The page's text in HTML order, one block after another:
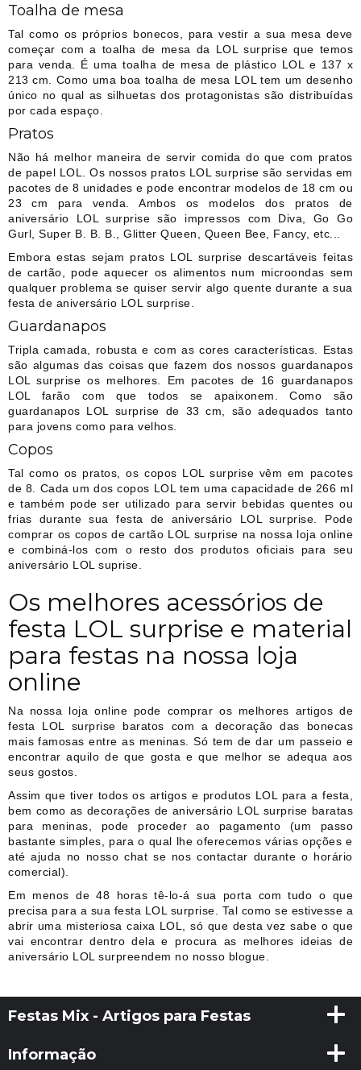
Toalha de mesa
Tal como os próprios bonecos, para vestir a sua mesa deve
começar com a toalha de mesa da LOL surprise que temos
para venda. É uma toalha de mesa de plástico LOL e 137 x
213 cm. Como uma boa toalha de mesa LOL tem um desenho
único no qual as silhuetas dos protagonistas são distribuídas
por cada espaço.
Pratos
Não há melhor maneira de servir comida do que com pratos
de papel LOL. Os nossos pratos LOL surprise são servidas em
pacotes de 8 unidades e pode encontrar modelos de 18 cm ou
23 cm para venda. Ambos os modelos dos pratos de
aniversário LOL surprise são impressos com Diva, Go Go
Gurl, Super B. B. B., Glitter Queen, Queen Bee, Fancy, etc...
Embora estas sejam pratos LOL surprise descartáveis feitas
de cartão, pode aquecer os alimentos num microondas sem
qualquer problema se quiser servir algo quente durante a sua
festa de aniversário LOL surprise.
Guardanapos
Tripla camada, robusta e com as cores características. Estas
são algumas das coisas que fazem dos nossos guardanapos
LOL surprise os melhores. Em pacotes de 16 guardanapos
LOL farão com que todos se apaixonem. Como são
guardanapos LOL surprise de 33 cm, são adequados tanto
para jovens como para velhos.
Copos
Tal como os pratos, os copos LOL surprise vêm em pacotes
de 8. Cada um dos copos LOL tem uma capacidade de 266 ml
e também pode ser utilizado para servir bebidas quentes ou
frias durante sua festa de aniversário LOL surprise. Pode
comprar os copos de cartão LOL surprise na nossa loja online
e combiná-los com o resto dos produtos oficiais para seu
aniversário LOL suprise.
Os melhores acessórios de
festa LOL surprise e material
para festas na nossa loja
online
Na nossa loja online pode comprar os melhores artigos de
festa LOL surprise baratos com a decoração das bonecas
mais famosas entre as meninas. Só tem de dar um passeio e
encontrar aquilo de que gosta e que melhor se adequa aos
seus gostos.
Assim que tiver todos os artigos e produtos LOL para a festa,
bem como as decorações de aniversário LOL surprise baratas
para meninas, pode proceder ao pagamento (um passo
bastante simples, para o qual lhe oferecemos várias opções e
até ajuda no nosso chat se nos contactar durante o horário
comercial).
Em menos de 48 horas tê-lo-á sua porta com tudo o que
precisa para a sua festa LOL surprise. Tal como se estivesse a
abrir uma misteriosa caixa LOL, só que desta vez sabe o que
vai encontrar dentro dela e procura as melhores ideias de
aniversário LOL surpreendem no nosso blogue.
Festas Mix - Artigos para Festas
Informação